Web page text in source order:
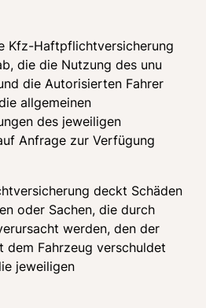
Kfz-Haftpflichtversicherung
die die Nutzung des unu
die Autorisierten Fahrer
allgemeinen
des jeweiligen
Anfrage zur Verfügung
deckt Schäden
oder Sachen, die durch
werden, den der
dem Fahrzeug verschuldet
jeweiligen